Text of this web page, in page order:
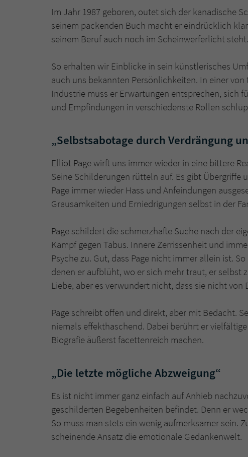
Im Jahr 1987 geboren, outet sich der kanadische
seinem packenden Buch macht er eindrücklich
seinem Beruf auch noch im Scheinwerferlicht steht.
So erhalten wir Einblicke in sein künstlerisches
auch uns bekannten Persönlichkeiten. In einer
Industrie muss er Erwartungen entsprechen, sich
und Empfindungen in verschiedenste Rollen
„Selbstsabotage durch Verdrängung
Elliot Page wirft uns immer wieder in eine bittere
Seine Schilderungen rütteln auf. Es gibt Übergriffe
Page immer wieder Hass und Anfeindungen
Grausamkeiten und Erniedrigungen selbst in der
Page schildert die schmerzhafte Suche nach der
Kampf gegen Tabus. Innere Zerrissenheit und
Psyche zu. Gut, dass Page nicht immer allein ist.
denen er aufblüht, wo er sich mehr traut, er selbst
Liebe, aber es verwundert nicht, dass sie nicht von
Page schreibt offen und direkt, aber mit Bedacht.
niemals effekthaschend. Dabei berührt er
Biografie äußerst facettenreich machen.
„Die letzte mögliche Abzweigung“
Es ist nicht immer ganz einfach auf Anhieb
geschilderten Begebenheiten befindet. Denn er
So muss man stets ein wenig aufmerksamer sein.
scheinende Ansatz die emotionale Gedankenwelt.